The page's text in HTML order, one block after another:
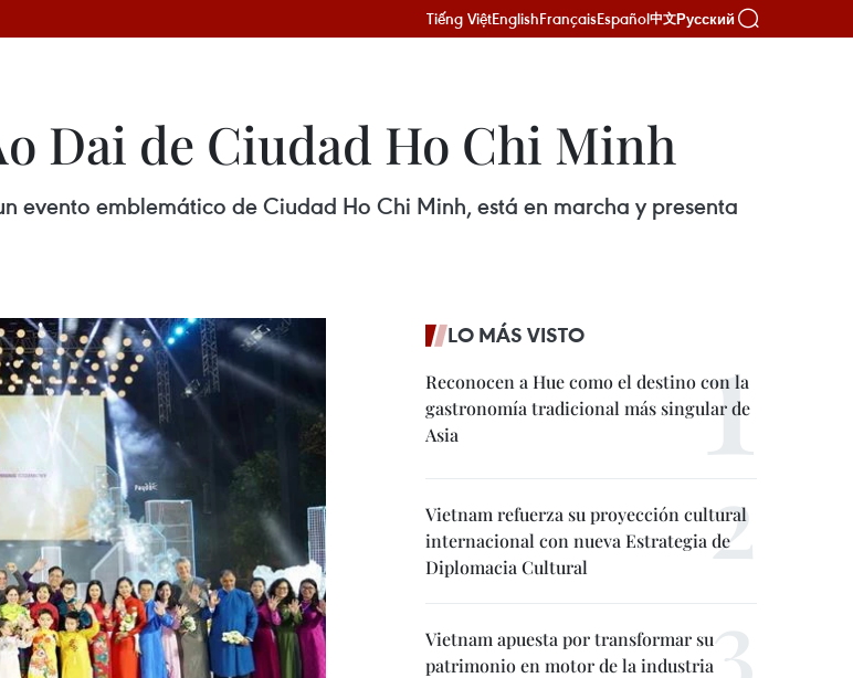
Tiếng ViệtEnglishFrançaisEspañol中文Русский
Dai de Ciudad Ho Chi Minh
evento emblemático de Ciudad Ho Chi Minh, está en marcha y presenta
LO MÁS VISTO
Reconocen a Hue como el destino con la
gastronomía tradicional más singular de
Asia
Vietnam refuerza su proyección cultural
internacional con nueva Estrategia de
Diplomacia Cultural
Vietnam apuesta por transformar su
patrimonio en motor de la industria